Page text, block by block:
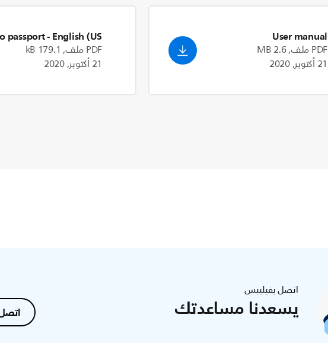
User manual
PDF ملف, 2.6 MB
21 أكتوبر, 2020
passport- English (US)
PDF ملف, 179.1 kB
21 أكتوبر, 2020
اتصل بفيليبس
يسعدنا مساعدتك